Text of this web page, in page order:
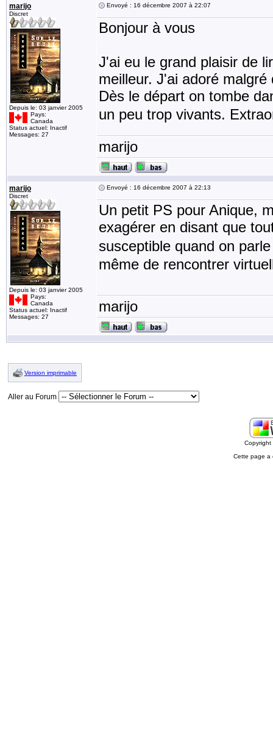
marijo
Discret
Depuis le: 03 janvier 2005
Pays:
Canada
Status actuel: Inactif
Messages: 27
Envoyé : 16 décembre 2007 à 22:07
Bonjour à vous
J'ai eu le grand plaisir de
meilleur. J'ai adoré
Dès le départ on tombe
un peu trop vivants.
marijo
marijo
Discret
Depuis le: 03 janvier 2005
Pays:
Canada
Status actuel: Inactif
Messages: 27
Envoyé : 16 décembre 2007 à 22:13
Un petit PS pour Anique,
exagérer en disant que
susceptible quand on
même de rencontrer
marijo
Version imprimable
Aller au Forum
Cette page a